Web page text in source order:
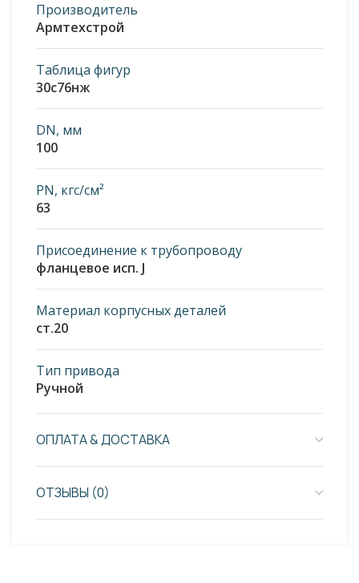
Производитель
Армтехстрой
Таблица фигур
30с76нж
DN, мм
100
PN, кгс/см²
63
Присоединение к трубопроводу
фланцевое исп. J
Материал корпусных деталей
ст.20
Тип привода
Ручной
ОПЛАТА & ДОСТАВКА
ОТЗЫВЫ (0)